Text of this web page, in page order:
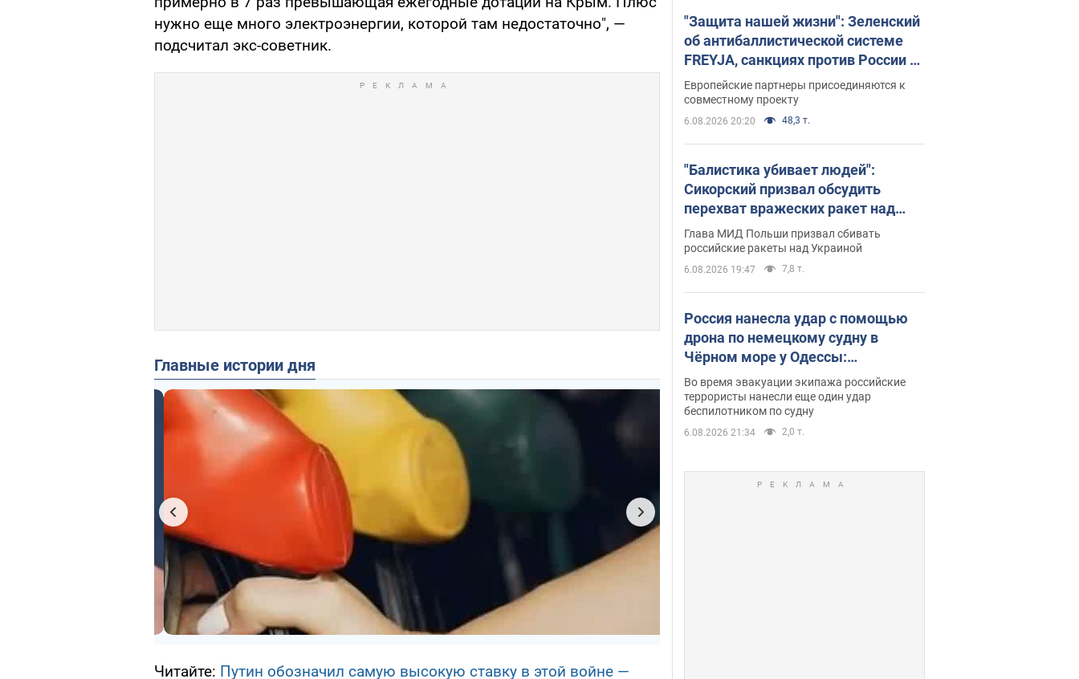
нужно еще много электроэнергии, которой там недостаточно", —
подсчитал экс-советник.
Главные истории дня
Читайте: Путин обозначил самую высокую ставку в этой войне —
"Защита нашей жизни": Зеленский
об антибаллистической системе
FREYJA, санкциях против России и
поддержке аграриев. Видео
Европейские партнеры присоединяются к
совместному проекту
6.08.2026 20:20 48,3 т.
"Балистика убивает людей":
Сикорский призвал обсудить
перехват вражеских ракет над
Украиной
Глава МИД Польши призвал сбивать
российские ракеты над Украиной
6.08.2026 19:47 7,8 т.
Россия нанесла удар с помощью
дрона по немецкому судну в
Чёрном море у Одессы:
подробности
Во время эвакуации экипажа российские
террористы нанесли еще один удар
беспилотником по судну
6.08.2026 21:34 2,0 т.